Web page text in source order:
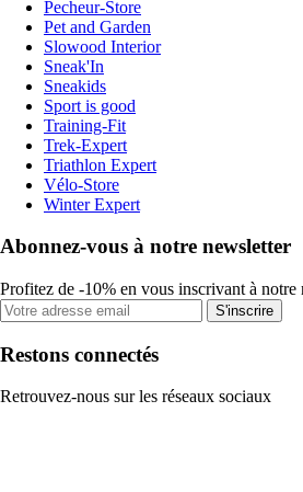
Pecheur-Store
Pet and Garden
Slowood Interior
Sneak'In
Sneakids
Sport is good
Training-Fit
Trek-Expert
Triathlon Expert
Vélo-Store
Winter Expert
Abonnez-vous à notre newsletter
Profitez de -10% en vous inscrivant à notre
S'inscrire
Restons connectés
Retrouvez-nous sur les réseaux sociaux